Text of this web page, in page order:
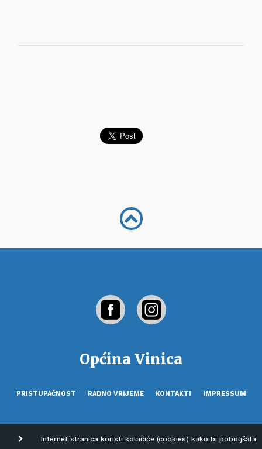
Općina Vinica
PRISTUPAČNOST RADNO VRIJEME KONTAKTI IMPRESSUM
Internet stranica koristi kolačiće (cookies) kako bi poboljšala